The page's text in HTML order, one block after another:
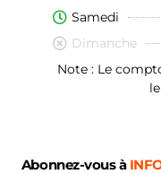
Samedi
Dimanche
Note : Le
Abonnez-vous à